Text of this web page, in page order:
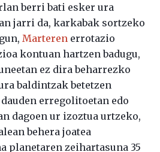
berri bati esker ura
jarri da, karkabak sortzeko
Marteren errotazio
kontuan hartzen badugu,
ez dira beharrezko
baldintzak betetzen
erregolitoetan edo
dagoen ur izoztua urtzeko,
behera joatea
planetaren zeihartasuna 35